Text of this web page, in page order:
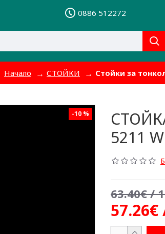
0886 512272
Начало СТОЙКИ Стойки за
-10 %
5211 W
57.26€
63.40€ /